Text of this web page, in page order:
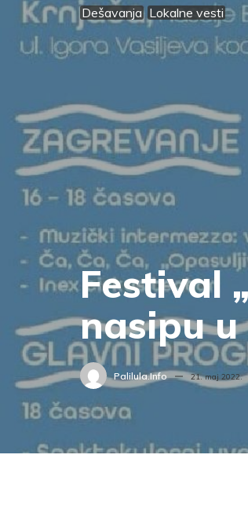
Dešavanja Lokalne vesti
Festival
nasipu
Palilula.info 21. maj 2022.